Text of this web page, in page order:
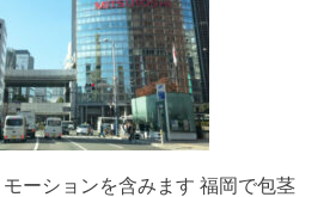
ーションを含みます 福岡で包茎